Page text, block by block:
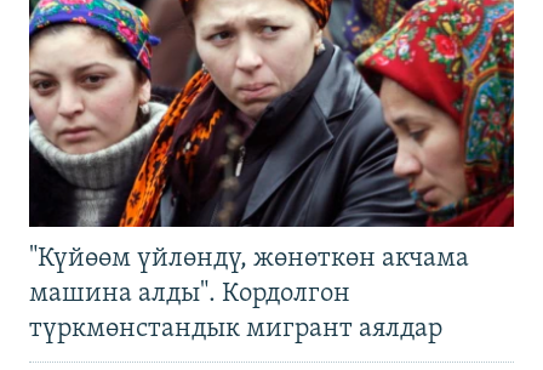
"Күйөөм үйлөндү, жөнөткөн акчама
машина алды". Кордолгон
түркмөнстандык мигрант аялдар